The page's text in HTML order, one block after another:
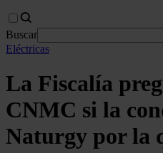
Buscar
Eléctricas
La Fiscalía
CNMC si la
Naturgy por la